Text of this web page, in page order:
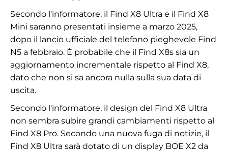
Secondo l'informatore, il Find X8 Ultra e il Find X8
Mini saranno presentati insieme a marzo 2025,
dopo il lancio ufficiale del telefono pieghevole Find
N5 a febbraio. È probabile che il Find X8s sia un
aggiornamento incrementale rispetto al Find X8,
dato che non si sa ancora nulla sulla sua data di
uscita.
Secondo l'informatore, il design del Find X8 Ultra
non sembra subire grandi cambiamenti rispetto al
Find X8 Pro. Secondo una nuova fuga di notizie, il
Find X8 Ultra sarà dotato di un display BOE X2 da